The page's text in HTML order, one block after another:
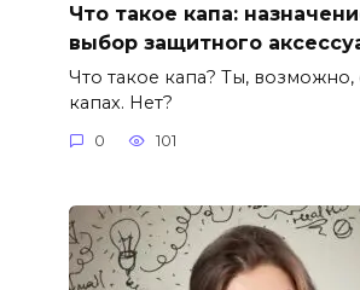
Что такое капа:
выбор защитного
Что такое капа? Ты,
капах. Нет?
0 101